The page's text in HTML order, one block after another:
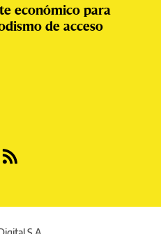
económico para
de acceso